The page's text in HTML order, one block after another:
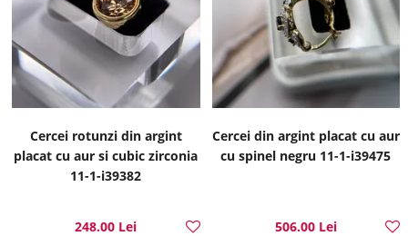
Cercei rotunzi din argint
placat cu aur si cubic zirconia
11-1-i39382
248.00 Lei
Cercei din argint placat cu aur
cu spinel negru 11-1-i39475
506.00 Lei